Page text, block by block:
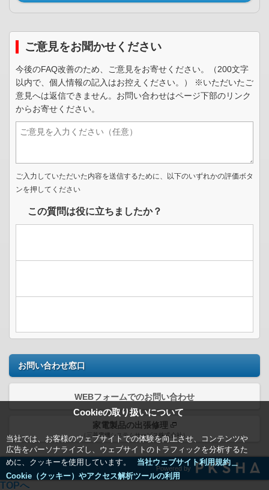
Cookieの取り扱いについて
当社では、お客様のウェブサイトでの体験を向上させ、コンテンツや
広告をパーソナライズし、ウェブサイトのトラフィックを分析するた
めに、クッキーを使用しています。
当社ウェブサイト利用規約＿
Cookie（クッキー）やアクセス解析ツールの利用
ご意見をお聞かせください
今後のFAQ改善のため、ご意見をお寄せください。（200文字
以内で、個人情報の記入はお控えください。） ※いただいたご
意見へは返信できません。お問い合わせはページ下部のリンク
からお寄せください。
ご入力していただいた内容を送信するために、以下のいずれかの評価ボタ
ンを押してください
この質問は役に立ちましたか？
お問い合わせ窓口
WEBフォームでのお問い合わせ
家電製品の出張修理
（三菱電機システムサービス株式会社）
Powered by
TOPへ